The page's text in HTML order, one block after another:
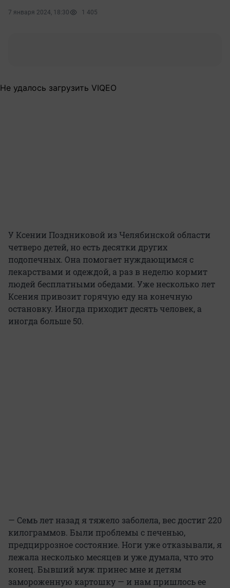
7 января 2024, 18:30 1 405
Не удалось загрузить VIQEO
У Ксении Поздниковой из Челябинской области
четверо детей, но есть десятки других
подопечных. Она помогает нуждающимся с
лекарствами и одеждой, а раз в неделю кормит
людей бесплатными обедами. Уже несколько лет
Ксения привозит горячую еду на конечную
остановку. Иногда приходит десять человек, а
иногда больше 50.
— Семь лет назад я тяжело заболела, вес достиг 220
килограммов. Были проблемы с печенью,
предциррозное состояние. Ноги уже отказывали, я
лежала несколько месяцев и уже думала, что это
конец. Бывший муж принес мне и детям
замороженную картошку — и нам пришлось ее